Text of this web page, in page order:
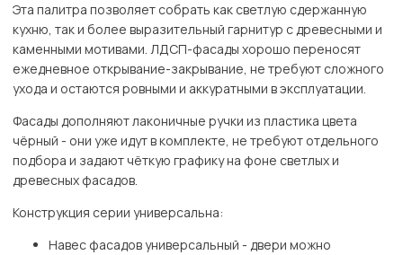
Эта палитра позволяет собрать как светлую сдержанную
кухню, так и более выразительный гарнитур с древесными и
каменными мотивами. ЛДСП-фасады хорошо переносят
ежедневное открывание-закрывание, не требуют сложного
ухода и остаются ровными и аккуратными в эксплуатации.
Фасады дополняют лаконичные ручки из пластика цвета
чёрный - они уже идут в комплекте, не требуют отдельного
подбора и задают чёткую графику на фоне светлых и
древесных фасадов.
Конструкция серии универсальна:
Навес фасадов универсальный - двери можно